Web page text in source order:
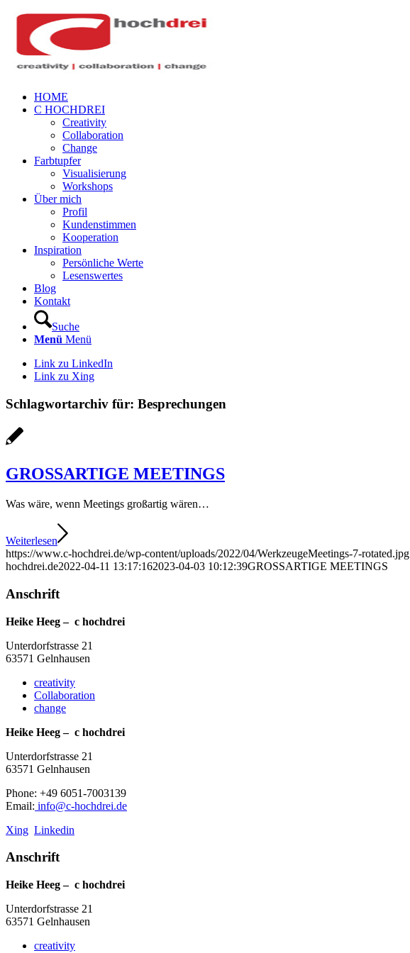
HOME
C HOCHDREI
Creativity
Collaboration
Change
Farbtupfer
Visualisierung
Workshops
Über mich
Profil
Kundenstimmen
Kooperation
Inspiration
Persönliche Werte
Lesenswertes
Blog
Kontakt
Suche
Menü Menü
Link zu LinkedIn
Link zu Xing
Schlagwortarchiv für: Besprechungen
GROSSARTIGE MEETINGS
Was wäre, wenn Meetings großartig wären…
Weiterlesen
https://www.c-hochdrei.de/wp-content/uploads/2022/04/WerkzeugeMeetings-7-rotated.jpg
hochdrei.de2022-04-11 13:17:162023-04-03 10:12:39GROSSARTIGE MEETINGS
Anschrift
Heike Heeg – c hochdrei
Unterdorfstrasse 21
63571 Gelnhausen
creativity
Collaboration
change
Heike Heeg – c hochdrei
Unterdorfstrasse 21
63571 Gelnhausen
Phone: +49 6051-7003139
Email: info@c-hochdrei.de
Xing Linkedin
Anschrift
Heike Heeg – c hochdrei
Unterdorfstrasse 21
63571 Gelnhausen
creativity